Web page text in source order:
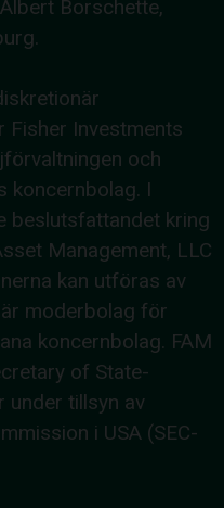
Borschette,
Investments
och
koncernbolag. I
beslutsfattandet kring
Management, LLC
kan utföras av
moderbolag för
koncernbolag. FAM
of State-
under tillsyn av
i USA (SEC-